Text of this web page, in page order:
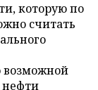
которую по
считать
возможной
нефти